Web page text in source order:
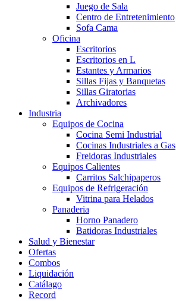
Juego de Sala
Centro de Entretenimiento
Sofa Cama
Oficina
Escritorios
Escritorios en L
Estantes y Armarios
Sillas Fijas y Banquetas
Sillas Giratorias
Archivadores
Industria
Equipos de Cocina
Cocina Semi Industrial
Cocinas Industriales a Gas
Freidoras Industriales
Equipos Calientes
Carritos Salchipaperos
Equipos de Refrigeración
Vitrina para Helados
Panaderia
Horno Panadero
Batidoras Industriales
Salud y Bienestar
Ofertas
Combos
Liquidación
Catálago
Record